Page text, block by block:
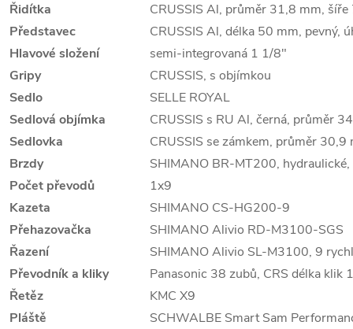
Řidítka
CRUSSIS Al, průměr 31,8 mm,
Představec
CRUSSIS Al, délka 50 mm, pevný,
Hlavové složení
semi-integrovaná 1 1/8"
Gripy
CRUSSIS, s objímkou
Sedlo
SELLE ROYAL
Sedlová objímka
CRUSSIS s RU Al, černá, průměr
Sedlovka
CRUSSIS se zámkem, průměr
Brzdy
SHIMANO BR-MT200,
Počet převodů
1x9
Kazeta
SHIMANO CS-HG200-9
Přehazovačka
SHIMANO Alivio RD-M3100-SGS
Řazení
SHIMANO Alivio SL-M3100, 9
Převodník a kliky
Panasonic 38 zubů, CRS délka klik
Řetěz
KMC X9
Pláště
SCHWALBE Smart Sam